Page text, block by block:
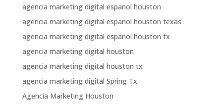
agencia marketing digital espanol houston
agencia marketing digital espanol houston texas
agencia marketing digital espanol houston tx
agencia marketing digital houston
agencia marketing digital houston tx
agencia marketing digital Spring Tx
Agencia Marketing Houston